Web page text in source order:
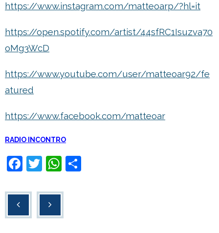
https://www.instagram.com/matteoarp/?hl=it
https://open.spotify.com/artist/44sfRC1Isuzva70
oMg3WcD
https://www.youtube.com/user/matteoar92/fe
atured
https://www.facebook.com/matteoar
RADIO INCONTRO
F
c
T
tt
er
W
at